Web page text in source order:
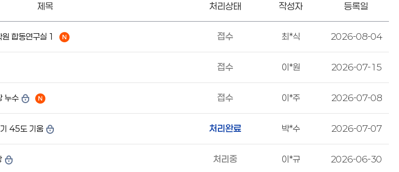
제목 처리상태 작성자 등록일
합동연구실 1 접수 최*식 2026-08-04
접수 이*원 2026-07-15
누수 접수 이*주 2026-07-08
45도 기움 처리완료 박*수 2026-07-07
처리중 이*규 2026-06-30